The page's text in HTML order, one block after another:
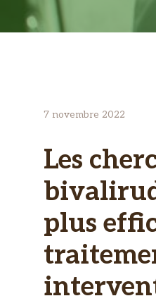
7 novembre 2022
Les
plus